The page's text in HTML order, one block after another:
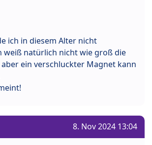
ich in diesem Alter nicht
weiß natürlich nicht wie groß die
ein verschluckter Magnet kann
8. Nov 2024 13:04